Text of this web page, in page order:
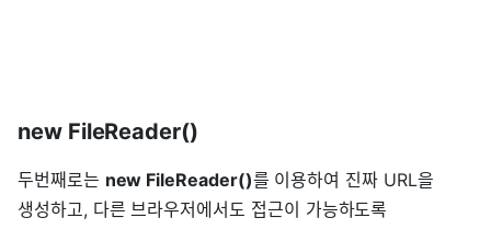
new FileReader()
두번째로는 new FileReader()를 이용하여 진짜 URL을
생성하고, 다른 브라우저에서도 접근이 가능하도록